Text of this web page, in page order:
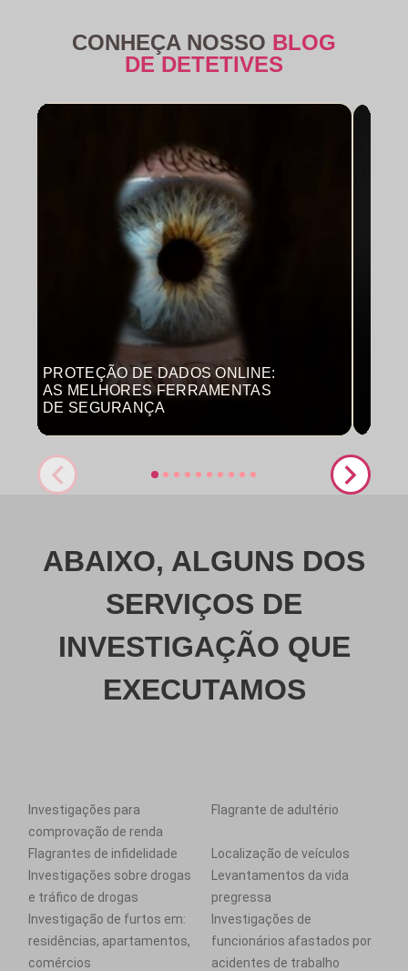
CONHEÇA NOSSO BLOG
DE DETETIVES
PROTEÇÃO DE DADOS ONLINE:
AS MELHORES FERRAMENTAS
DE SEGURANÇA
ABAIXO, ALGUNS DOS
SERVIÇOS DE
INVESTIGAÇÃO QUE
EXECUTAMOS
Investigações para
comprovação de renda
Flagrante de adultério
Flagrantes de infidelidade
Localização de veículos
Investigações sobre drogas
e tráfico de drogas
Levantamentos da vida
pregressa
Investigação de furtos em:
residências, apartamentos,
comércios
Investigações de
funcionários afastados por
acidentes de trabalho